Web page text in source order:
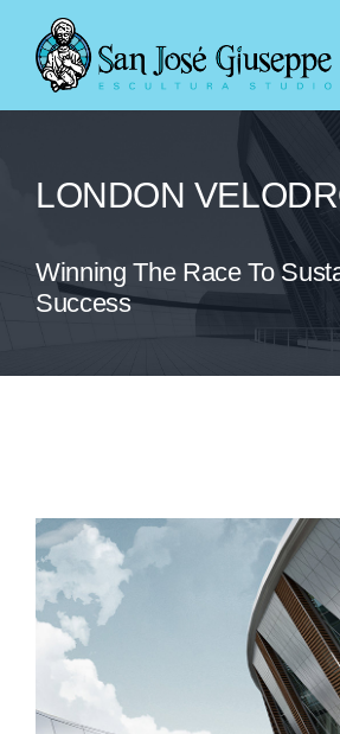
contenido
Nuestra Empresa
Experiencia
Catálogo
EN
LONDON
Winning The Race To
Success
View
Larger
Image